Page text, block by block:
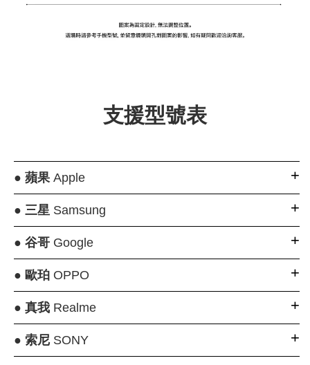
支援型號表
● 蘋果Apple
● 三星Samsung
● 谷哥Google
● 歐珀OPPO
● 真我Realme
● 索尼SONY